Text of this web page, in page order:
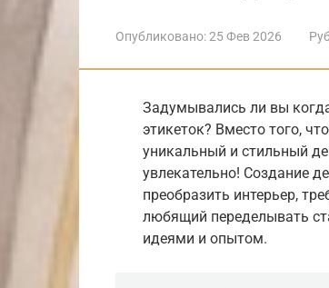
Опубликовано:25 Фев 2026
Задумывались ли вы
этикеток? Вместо того,
уникальный и стильный
увлекательно! Создание
преобразить интерьер,
любящий переделывать
идеями и опытом.